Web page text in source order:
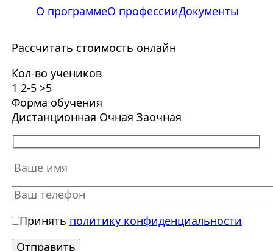
О программеО профессииДокументы
Рассчитать стоимость онлайн
Кол-во учеников
1 2-5 >5
Форма обучения
Дистанционная Очная Заочная
Принять политику конфиденциальности